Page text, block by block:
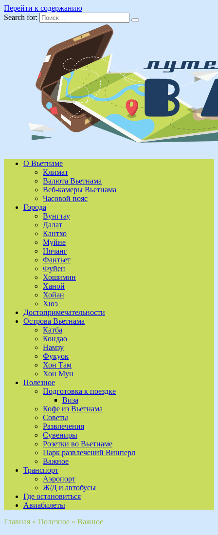
Перейти к содержанию
Search for:
О Вьетнаме
Климат
Валюта Вьетнама
Веб-камеры Вьетнама
Часовой пояс
Города
Вунгтау
Далат
Кантхо
Муйне
Нячанг
Фантьет
Фуйен
Хошимин
Ханой
Хойан
Хюэ
Достопримечательности
Острова Вьетнама
Катба
Кондао
Намзу
Фукуок
Хон Там
Хон Мун
Полезное
Подготовка к поездке
Виза
Кофе из Вьетнама
Советы
Развлечения
Сувениры
Розетки во Вьетнаме
Парк развлечений Винперл
Важное
Транспорт
Аэропорт
Ж/Д и автобусы
Где остановиться
Авиабилеты
Главная » Полезное » Важное